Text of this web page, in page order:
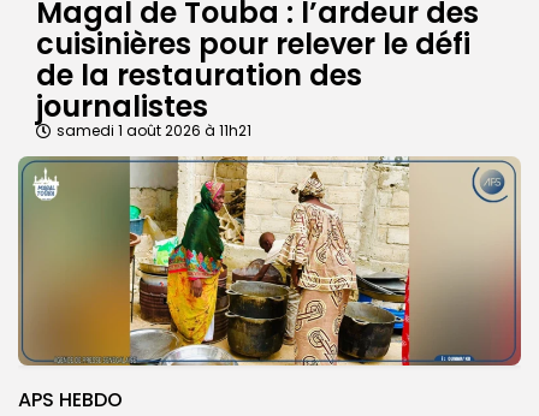
Magal de Touba : l’ardeur des
cuisinières pour relever le défi
de la restauration des
journalistes
samedi 1 août 2026 à 11h21
APS HEBDO